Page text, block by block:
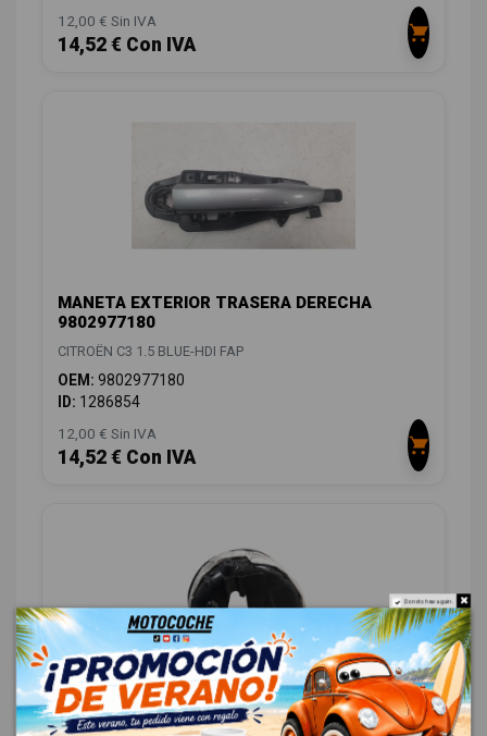
12,00 € Sin IVA
14,52 € Con IVA
MANETA EXTERIOR TRASERA DERECHA
9802977180
CITROËN C3 1.5 BLUE-HDI FAP
OEM: 9802977180
ID: 1286854
12,00 € Sin IVA
14,52 € Con IVA
PASO RUEDA TRASERO DERECHO 9812159580
Do not show again.